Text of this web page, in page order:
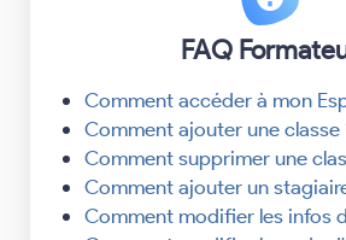
FAQ
Comment accéder à mon
Comment ajouter une classe
Comment supprimer une
Comment ajouter un
Comment modifier les infos